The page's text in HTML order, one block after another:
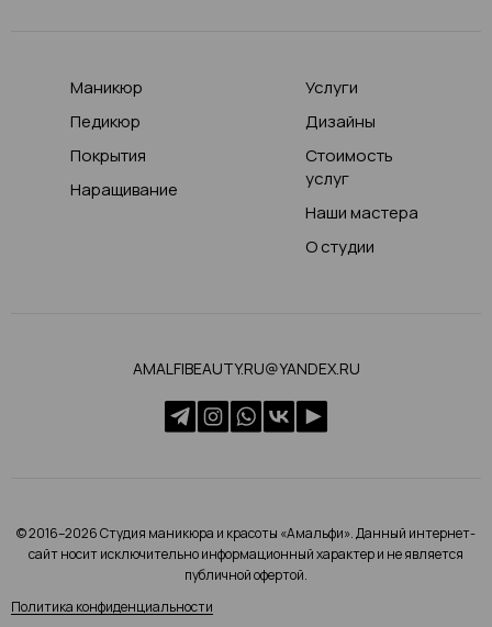
Маникюр
Педикюр
Покрытия
Наращивание
Услуги
Дизайны
Стоимость
услуг
Наши мастера
О студии
AMALFIBEAUTY.RU@YANDEX.RU
© 2016–2026 Студия маникюра и красоты «Амальфи». Данный интернет-
сайт носит исключительно информационный характер и не является
публичной офертой.
Политика конфиденциальности